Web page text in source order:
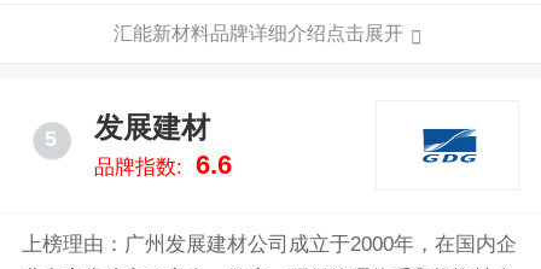
行业领导、专家与客户的广泛认可。
汇能新材料品牌详细介绍点击展开
5 发展建材
品牌指数: 6.6
上榜理由：广州发展建材公司成立于2000年，在国内企